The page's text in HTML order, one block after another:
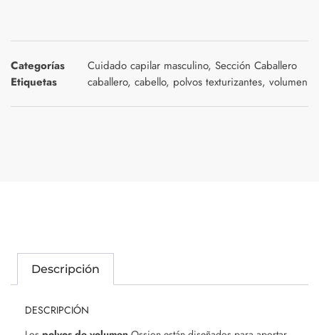
Categorías Cuidado capilar masculino, Sección Caballero
Etiquetas
caballero, cabello, polvos texturizantes, volumen
Descripción
DESCRIPCIÓN